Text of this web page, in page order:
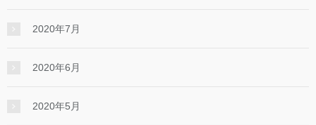
2020年7月
2020年6月
2020年5月